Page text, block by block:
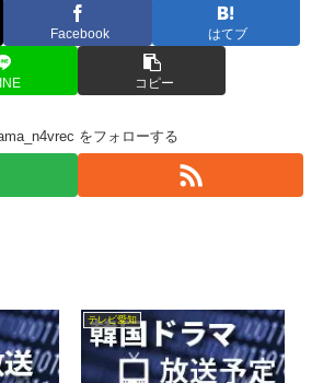
Facebook はてブ
コピー
をフォローする
テレビ愛知